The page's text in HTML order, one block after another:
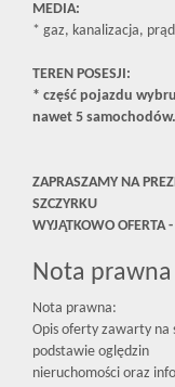
MEDIA:
* gaz, kanalizacja,
TEREN POSESJI:
* część pojazdu
nawet 5 samochodów.
ZAPRASZAMY NA
SZCZYRKU
WYJĄTKOWO OFERTA
Nota prawna
Nota prawna:
Opis oferty zawarty na
podstawie oględzin
nieruchomości oraz